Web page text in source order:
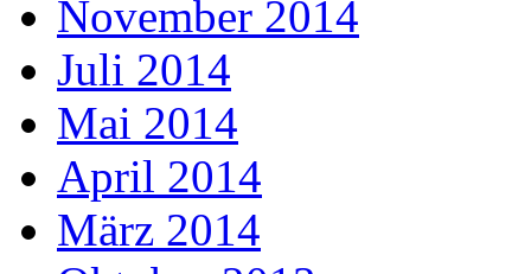
November 2014
Juli 2014
Mai 2014
April 2014
März 2014